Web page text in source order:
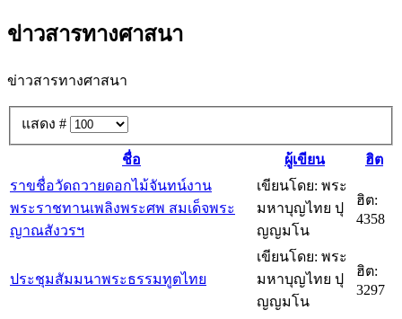
ข่าวสารทางศาสนา
ข่าวสารทางศาสนา
แสดง #
ชื่อ ผู้เขียน
ฮิต
ราขชื่อวัดถวายดอกไม้จันทน์งาน
พระราชทานเพลิงพระศพ สมเด็จพระ
ญาณสังวรฯ
เขียนโดย: พระ
มหาบุญไทย ปุ
ญญมโน
ฮิต:
4358
ประชุมสัมมนาพระธรรมทูตไทย
เขียนโดย: พระ
มหาบุญไทย ปุ
ญญมโน
ฮิต:
3297